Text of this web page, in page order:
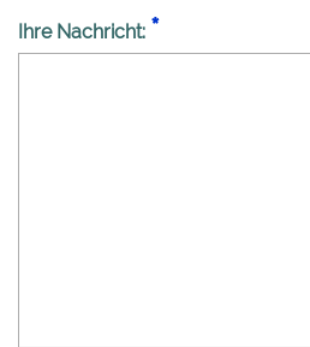
Ihre Nachricht: